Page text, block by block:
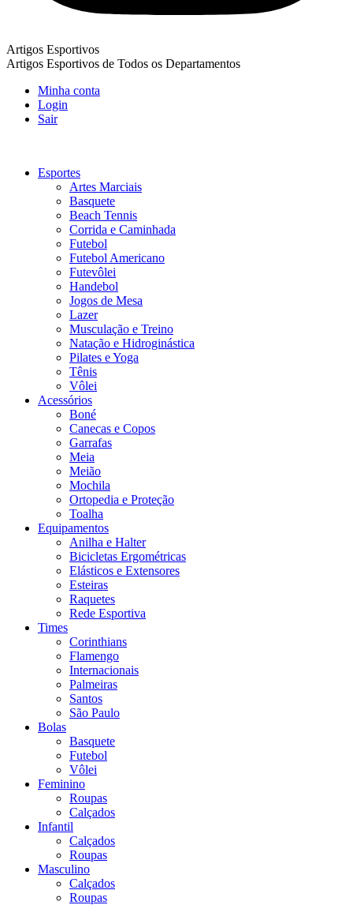
Artigos Esportivos
Artigos Esportivos de Todos os Departamentos
Minha conta
Login
Sair
Esportes
Artes Marciais
Basquete
Beach Tennis
Corrida e Caminhada
Futebol
Futebol Americano
Futevôlei
Handebol
Jogos de Mesa
Lazer
Musculação e Treino
Natação e Hidroginástica
Pilates e Yoga
Tênis
Vôlei
Acessórios
Boné
Canecas e Copos
Garrafas
Meia
Meião
Mochila
Ortopedia e Proteção
Toalha
Equipamentos
Anilha e Halter
Bicicletas Ergométricas
Elásticos e Extensores
Esteiras
Raquetes
Rede Esportiva
Times
Corinthians
Flamengo
Internacionais
Palmeiras
Santos
São Paulo
Bolas
Basquete
Futebol
Vôlei
Feminino
Roupas
Calçados
Infantil
Calçados
Roupas
Masculino
Calçados
Roupas